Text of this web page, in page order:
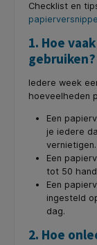
Checklist en
1. Hoe
gebruiken?
Iedere week
hoeveelheden
Een
je iedere
vernietigen.
Een
tot 50
Een
ingesteld
dag.
2. Hoe